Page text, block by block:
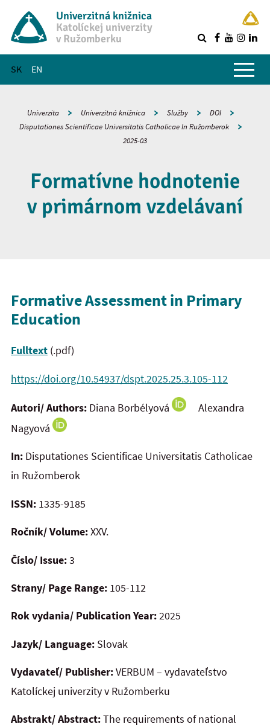
Univerzitná knižnica
Katolíckej univerzity
v Ružomberku
SK EN
Hlavné menu
Univerzita Univerzitná knižnica Služby
DOI
Disputationes Scientificae Universitatis Catholicae In Ružomberok
2025-03
Formatívne hodnotenie
v primárnom vzdelávaní
Formative Assessment in Primary
Education
Fulltext (.pdf)
https://doi.org/10.54937/dspt.2025.25.3.105-112
Autori/ Authors: Diana Borbélyová
Alexandra
Nagyová
In: Disputationes Scientificae Universitatis Catholicae
in Ružomberok
ISSN: 1335-9185
Ročník/ Volume:XXV.
Číslo/ Issue:3
Strany/ Page Range: 105-112
Rok vydania/ Publication Year:2025
Jazyk/ Language: Slovak
Vydavateľ/ Publisher:VERBUM – vydavateľstvo
Katolíckej univerzity v Ružomberku
Abstrakt/ Abstract:The requirements of national